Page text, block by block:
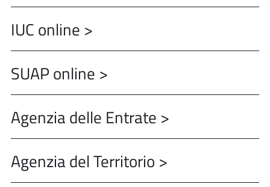
IUC online >
SUAP online >
Agenzia delle Entrate >
Agenzia del Territorio >